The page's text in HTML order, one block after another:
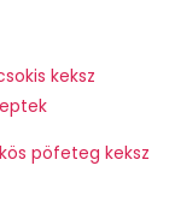
keksz
pöfeteg keksz